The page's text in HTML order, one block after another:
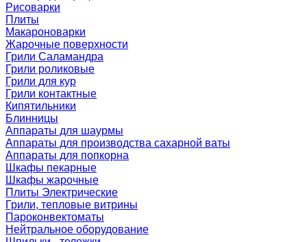
Рисоварки
Плиты
Макароноварки
Жарочные поверхности
Грили Саламандра
Грили роликовые
Грили для кур
Грили контактные
Кипятильники
Блинницы
Аппараты для шаурмы
Аппараты для производства сахарной ваты
Аппараты для попкорна
Шкафы пекарные
Шкафы жарочные
Плиты Электрические
Грили, тепловые витрины
Пароконвектоматы
Нейтральное оборудование